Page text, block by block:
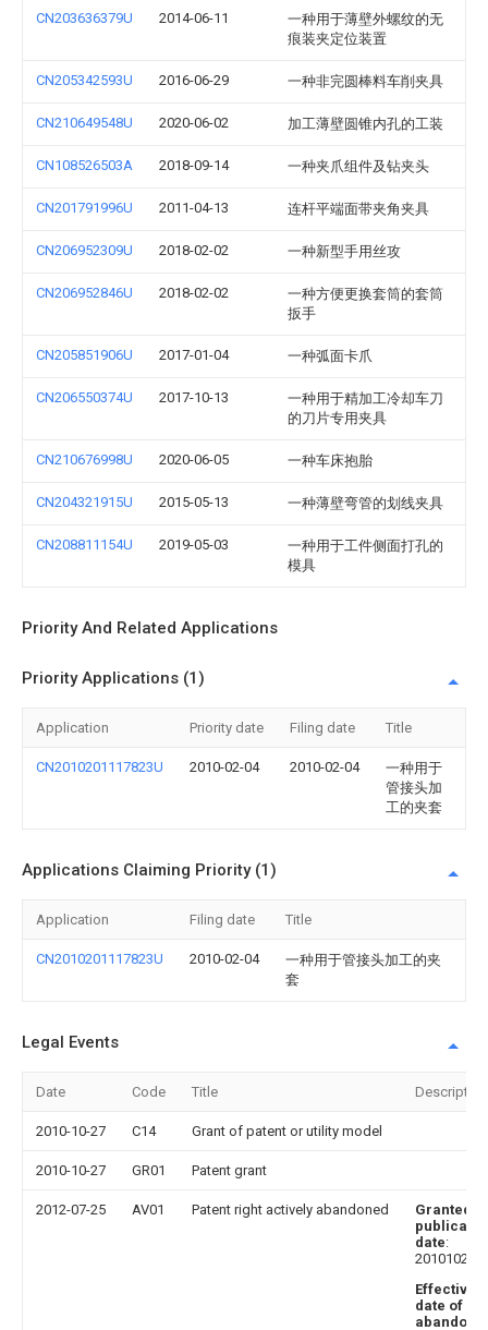
CN203636379U 2014-06-11
一种用于薄壁外螺纹的无
痕装夹定位装置
CN205342593U 2016-06-29 一种非完圆棒料车削夹具
CN210649548U 2020-06-02 加工薄壁圆锥内孔的工装
CN108526503A 2018-09-14 一种夹爪组件及钻夹头
CN201791996U 2011-04-13 连杆平端面带夹角夹具
CN206952309U 2018-02-02 一种新型手用丝攻
CN206952846U 2018-02-02
一种方便更换套筒的套筒
扳手
CN205851906U 2017-01-04 一种弧面卡爪
CN206550374U 2017-10-13
一种用于精加工冷却车刀
的刀片专用夹具
CN210676998U 2020-06-05 一种车床抱胎
CN204321915U 2015-05-13 一种薄壁弯管的划线夹具
CN208811154U 2019-05-03
一种用于工件侧面打孔的
模具
Priority And Related Applications
Priority Applications (1)
Application Priority date Filing date Title
CN2010201117823U 2010-02-04 2010-02-04
一种用于
管接头加
工的夹套
Applications Claiming Priority (1)
Application Filing date Title
CN2010201117823U 2010-02-04
一种用于管接头加工的夹
套
Legal Events
Date Code Title Description
2010-10-27 C14 Grant of patent or utility model
2010-10-27 GR01 Patent grant
2012-07-25 AV01 Patent right actively abandoned
Granted
date:
20101027
Effective
date of